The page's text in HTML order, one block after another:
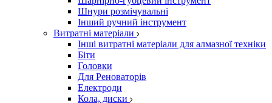
Шнури розмічувальні
Інший ручний інструмент
Витратні матеріали
Інші витратні матеріали для алмазної техніки
Біти
Головки
Для Реноваторів
Електроди
Кола, диски